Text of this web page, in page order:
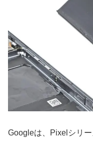
Googleは、Pixelシリ